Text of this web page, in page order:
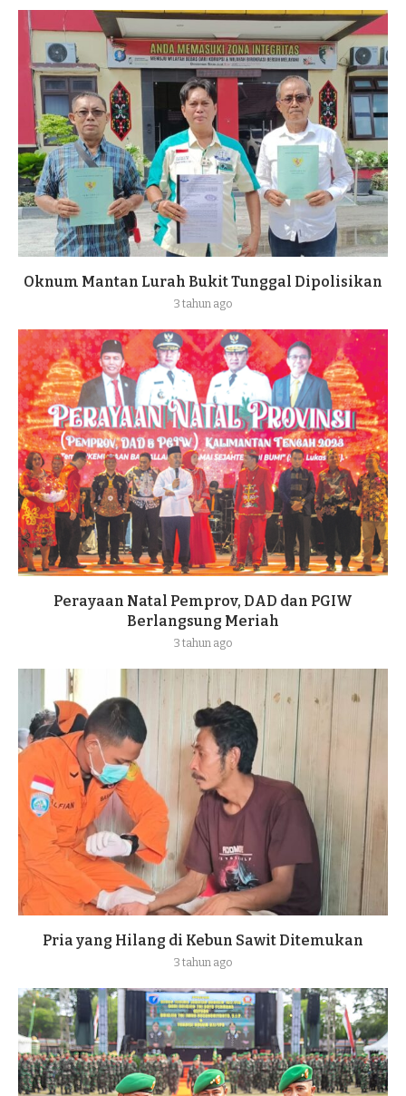
Oknum Mantan Lurah Bukit Tunggal Dipolisikan
3 tahun ago
Perayaan Natal Pemprov, DAD dan PGIW
Berlangsung Meriah
3 tahun ago
Pria yang Hilang di Kebun Sawit Ditemukan
3 tahun ago